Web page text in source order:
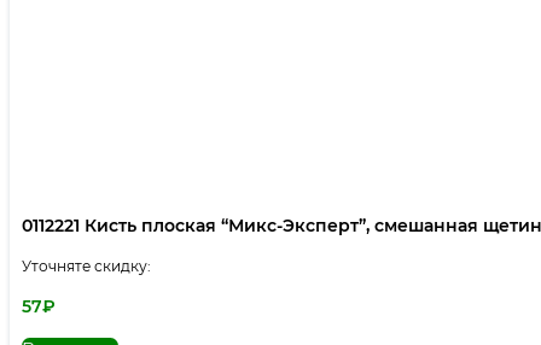
0112221 Кисть плоская “Микс-Эксперт”, смешанная
Уточняте скидку:
57₽